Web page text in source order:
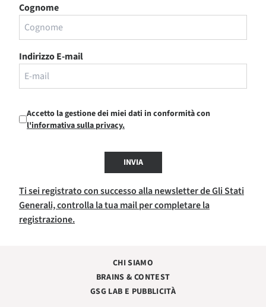
Cognome
Indirizzo E-mail
Accetto la gestione dei miei dati in conformità con
l'informativa sulla privacy.
INVIA
Ti sei registrato con successo alla newsletter de Gli Stati
Generali, controlla la tua mail per completare la
registrazione.
CHI SIAMO
BRAINS & CONTEST
GSG LAB E PUBBLICITÀ